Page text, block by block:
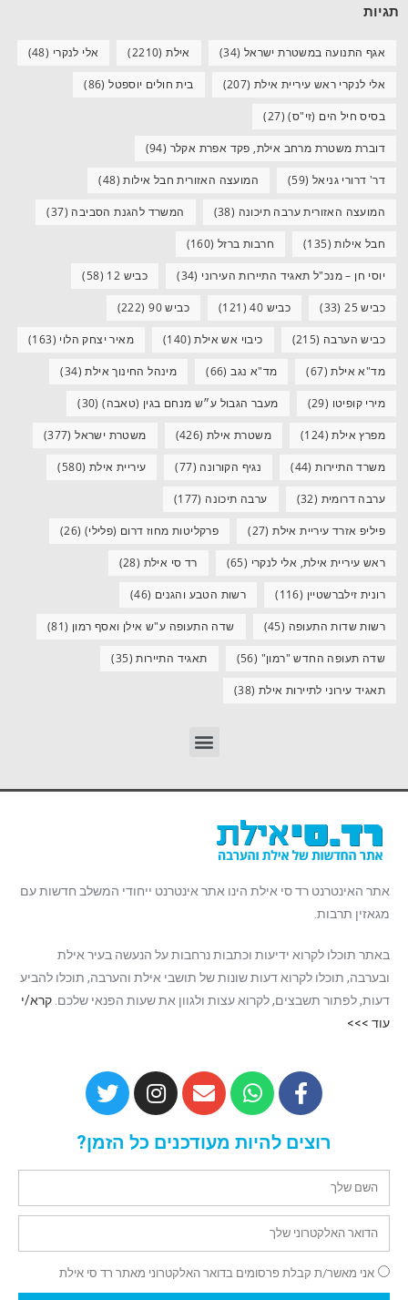
תגיות
אגף התנועה במשטרת ישראל (34) אילת(2210) אלי לנקרי (48)
אלי לנקרי ראש עיריית אילת (207) בית חולים יוספטל(86)
בסיס חיל הים (זי"ס)(27)
דוברת משטרת מרחב אילת, פקד אפרת אקלר (94)
דר' דרורי גניאל (59) המועצה האזורית חבל אילות(48)
המועצה האזורית ערבה תיכונה (38) המשרד להגנת הסביבה (37)
חבל אילות(135) חרבות ברזל (160)
יוסי חן – מנכ"ל תאגיד התיירות העירוני (34) כביש 12 (58)
כביש 25 (33) כביש 40 (121) כביש 90 (222)
כביש הערבה (215) כיבוי אש אילת(140) מאיר יצחק הלוי (163)
מד"א אילת(67) מד"א נגב(66) מינהל החינוך אילת(34)
מירי קופיטו (29) מעבר הגבול ע״ש מנחם בגין (טאבה)(30)
מפרץ אילת(124) משטרת אילת (426) משטרת ישראל(377)
משרד התיירות(44) נגיף הקורונה (77) עיריית אילת (580)
ערבה דרומית (32) ערבה תיכונה (177)
פיליפ אזרד עיריית אילת(27) פרקליטות מחוז דרום (פלילי) (26)
ראש עיריית אילת, אלי לנקרי (65) רד סי אילת (28)
רונית זילברשטיין (116) רשות הטבע והגנים (46)
רשות שדות התעופה (45) שדה התעופה ע"ש אילן ואסף רמון (81)
שדה תעופה החדש "רמון" (56) תאגיד התיירות(35)
תאגיד עירוני לתיירות אילת (38)
אתר האינטרנט רד סי אילת הינו אתר אינטרנט ייחודי המשלב חדשות עם
מגאזין תרבות.
באתר תוכלו לקרוא ידיעות וכתבות נרחבות על הנעשה בעיר אילת
ובערבה, תוכלו לקרוא דעות שונות של תושבי אילת והערבה, תוכלו להביע
דעות, לפתור תשבצים, לקרוא עצות ולגוון את שעות הפנאי שלכם. קרא/י
עוד >>>
רוצים להיות מעודכנים כל הזמן?
אני מאשר/ת קבלת פרסומים בדואר האלקטרוני מאתר רד סי אילת